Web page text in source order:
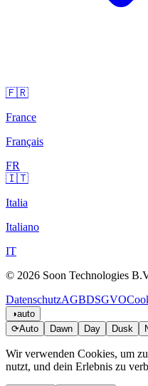
🇫🇷
France
Français
FR
🇮🇹
Italia
Italiano
IT
© 2026 Soon Technologies
DatenschutzAGBDSGVO
◑auto
⟳Auto Dawn Day Dusk
Wir verwenden Cookies, um
nutzt, und dein Erlebnis zu